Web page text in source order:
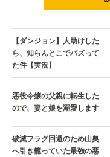
【ダンジョン】人助けした
ら、知らんとこでバズって
た件【実況】
悪役令嬢の父親に転生した
ので、妻と娘を溺愛します
破滅フラグ回避のため山奥
へ引き籠っていた最強の悪